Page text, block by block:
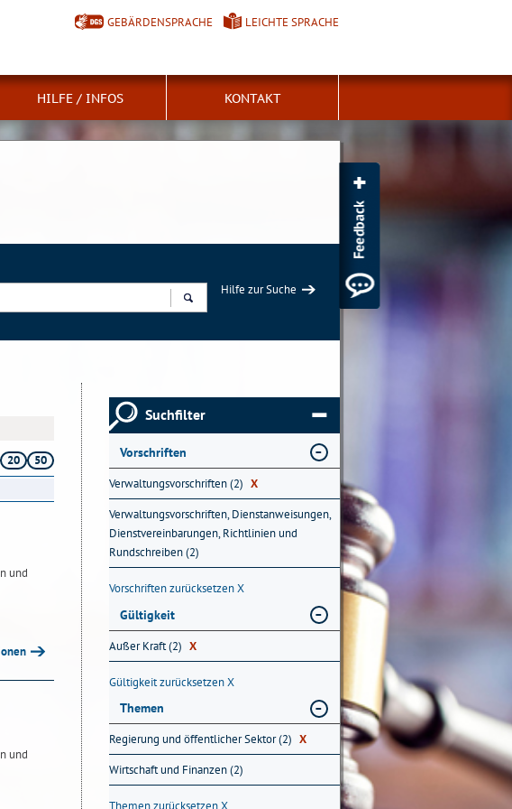
GEBÄRDENSPRACHE LEICHTE SPRACHE
HILFE / INFOS KONTAKT
Hilfe zur Suche
20
50
und
und
Suchfilter
Vorschriften
Verwaltungsvorschriften (2) X
Verwaltungsvorschriften, Dienstanweisungen,
Dienstvereinbarungen, Richtlinien und
Rundschreiben (2)
Vorschriften zurücksetzenX
Gültigkeit
Außer Kraft (2) X
Gültigkeit zurücksetzenX
Themen
Regierung und öffentlicher Sektor (2) X
Wirtschaft und Finanzen (2)